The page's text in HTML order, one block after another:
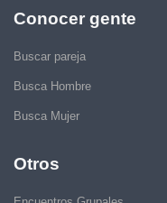
Conocer gente
Buscar pareja
Busca Hombre
Busca Mujer
Otros